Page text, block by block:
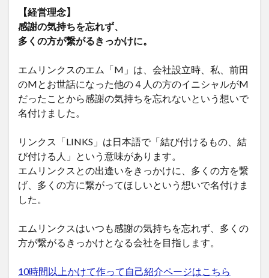
【経営理念】
感謝の気持ちを忘れず、
多くの方が繋がるきっかけに。
エムリンクスのエム「M」は、会社設立時、私、前田
のMとお世話になった他の４人の方のイニシャルがM
だったことから感謝の気持ちを忘れないという想いで
名付けました。
リンクス「LINKS」は日本語で「結び付けるもの、結
び付ける人」という意味があります。
エムリンクスとの出逢いをきっかけに、多くの方を繋
げ、多くの方に繋がってほしいという想いで名付けま
した。
エムリンクスはいつも感謝の気持ちを忘れず、多くの
方が繋がるきっかけとなる会社を目指します。
10時間以上かけて作って自己紹介ページはこちら